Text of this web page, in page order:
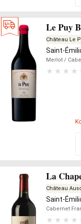
Le Puy
Château Le
Saint-
Merlot /
La
Château
Saint-
Cabernet